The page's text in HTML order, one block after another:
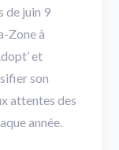
de juin 9
Zone à
et
son
attentes des
année.